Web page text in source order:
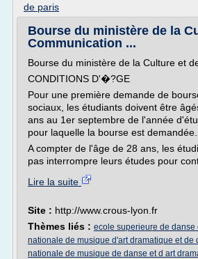
de paris
Bourse du ministère de la
Communication ...
Bourse du ministère de la Culture et
CONDITIONS D'�?GE
Pour une première demande de
sociaux, les étudiants doivent être
ans au 1er septembre de l'année
pour laquelle la bourse est demandée.
A compter de l'âge de 28 ans, les
pas interrompre leurs études pour
Lire la suite
Site : http://www.crous-lyon.fr
Thèmes liés : ecole superieure de danse
nationale de musique d'art dramatique et de
nationale de musique de danse et d art